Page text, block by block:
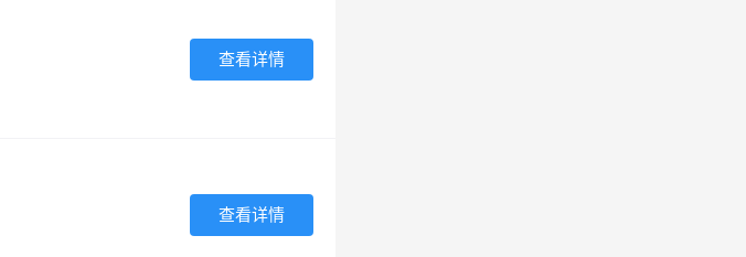
查看详情
查看详情